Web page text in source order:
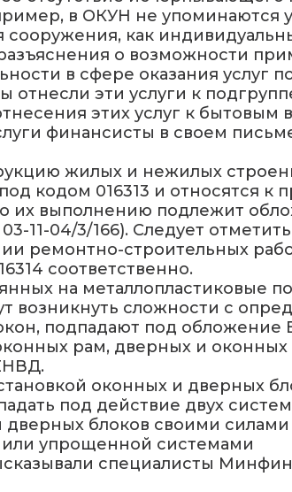
в ОКУН не упоминаются
как
о возможности
в сфере оказания услуг
эти услуги к
этих услуг к бытовым
финансисты в своем
жилых и нежилых
кодом 016313 и относятся к
их выполнению подлежит
11-04/3/166). Следует
ремонтно-строительных
соответственно.
на металлопластиковые
возникнуть сложности с
подпадают под обложение
рам, дверных и оконных
оконных и дверных
под действие двух систем
блоков своими силами
или упрощенной системами
специалисты